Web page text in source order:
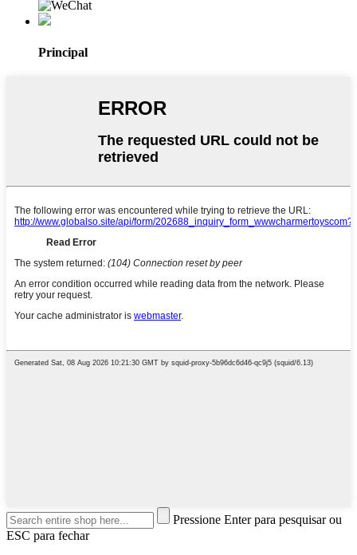
Principal
Pressione Enter para pesquisar ou
ESC para fechar